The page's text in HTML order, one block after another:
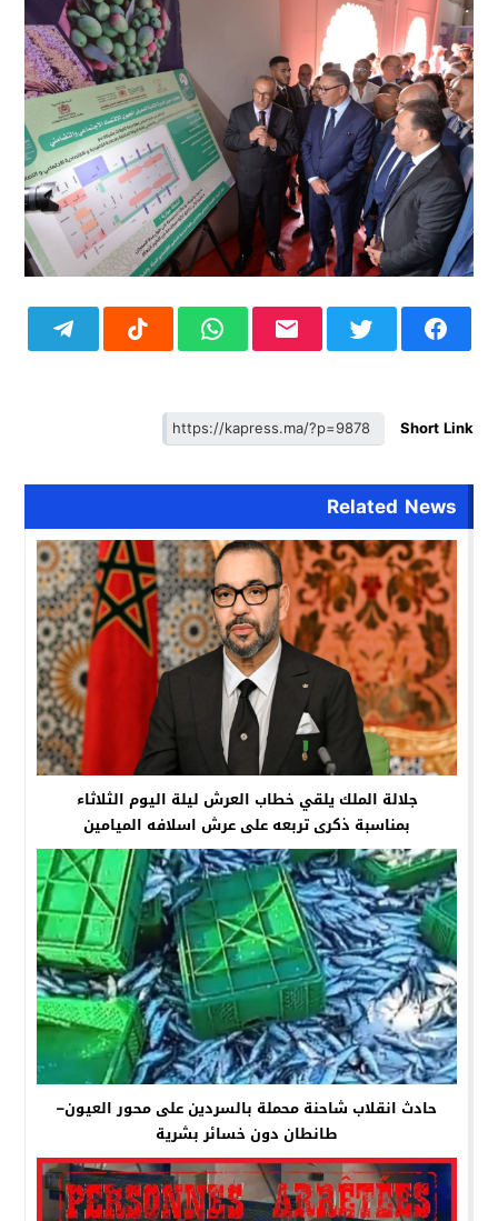
Short Link
Related News
جلالة الملك يلقي خطاب العرش ليلة اليوم الثلاثاء
بمناسبة ذكرى تربعه على عرش اسلافه الميامين
حادث انقلاب شاحنة محملة بالسردين على محور العيون–
طانطان دون خسائر بشرية